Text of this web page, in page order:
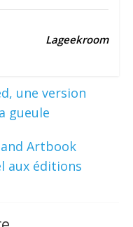
Lageekroom
une version
gueule
Artbook
aux éditions